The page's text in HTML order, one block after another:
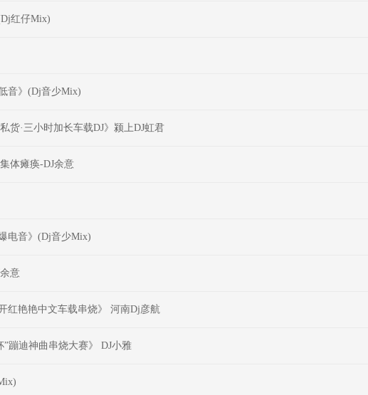
红仔Mix)
音》(Dj音少Mix)
货·三小时加长车载DJ》颍上DJ虹君
体瘫痪-DJ余意
电音》(Dj音少Mix)
意
红艳艳中文车载串烧》 河南Dj彦航
”蹦迪神曲串烧大赛》 DJ小雅